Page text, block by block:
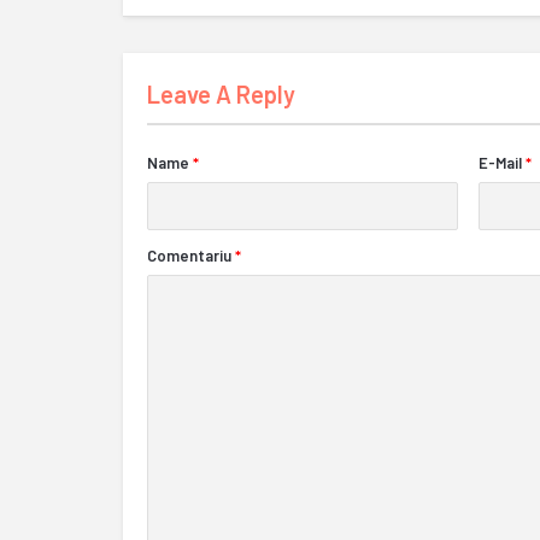
Leave A Reply
Name * E-Mail *
Comentariu*